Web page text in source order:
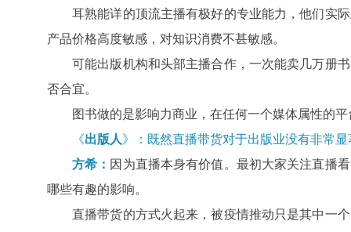
耳熟能详的顶流主播有极好的专业能力，他们实
产品价格高度敏感，对知识消费不甚敏感。
可能出版机构和头部主播合作，一次能卖几万册
否合宜。
图书做的是影响力商业，在任何一个媒体属性的
《出版人》：既然直播带货对于出版业没有非常
方希： 因为直播本身有价值。最初大家关注直播
哪些有趣的影响。
直播带货的方式火起来，被疫情推动只是其中一